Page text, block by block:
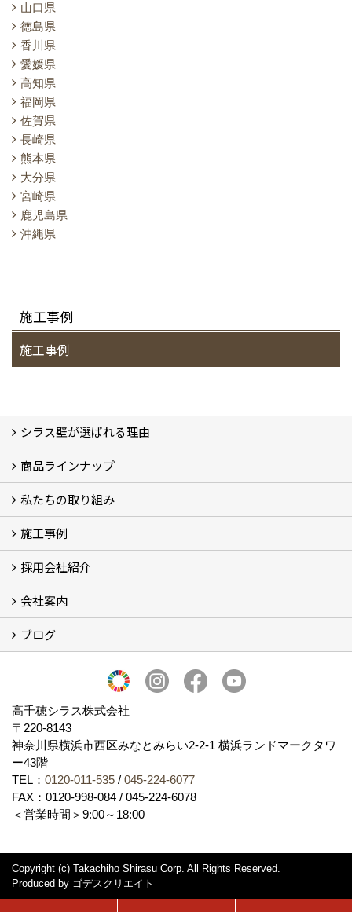
山口県
徳島県
香川県
愛媛県
高知県
福岡県
佐賀県
長崎県
熊本県
大分県
宮崎県
鹿児島県
沖縄県
施工事例
施工事例
シラス壁が選ばれる理由
シラスストーリー
こだわり
シラス壁の驚くべき性能
商品ラインナップ
一覧
内装仕上げ材
外装仕上げ材
舗装材
水性無機高分子系ハイブリッド型塗料
エコリフォーム
消臭壁紙
Q&A
資料PDF
私たちの取り組み
SDGs、GHGへの取り組み (2)
マグマシラス米
特別対談 (2)
高千穂シラス解説ムービー
研究プロジェクト (4)
プロジェクト (3)
施工事例
施工事例
お客様からのお便り
採用会社紹介
採用会社紹介
「鏝人の会」左官店のご紹介
会社案内
会社概要・沿革
代表の実績
製造紹介
ショールーム
アクセス
採用情報
バナーダウンロード
プライバシーポリシー
Takachiho Shirasu Global Site
LINE公式アカウント
ブログ
高千穂シラス株式会社
〒220-8143
神奈川県横浜市西区みなとみらい2‐2‐1 横浜ランドマークタワ
ー43階
TEL： 0120-011-535 / 045-224-6077
FAX：0120-998-084 / 045-224-6078
＜営業時間＞9:00～18:00
Copyright (c) Takachiho Shirasu Corp. All Rights Reserved.
Produced by ゴデスクリエイト